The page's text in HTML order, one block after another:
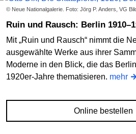
© Neue Nationalgalerie. Foto: Jörg P. Anders, VG
Ruin und Rausch: Berlin
Mit „Ruin und Rausch“ nimmt die
ausgewählte Werke aus ihrer
Moderne in den Blick, die das
1920er-Jahre thematisieren. mehr
Online bestellen